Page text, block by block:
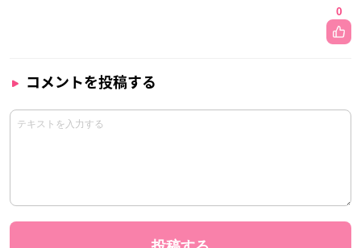
0
コメントを投稿する